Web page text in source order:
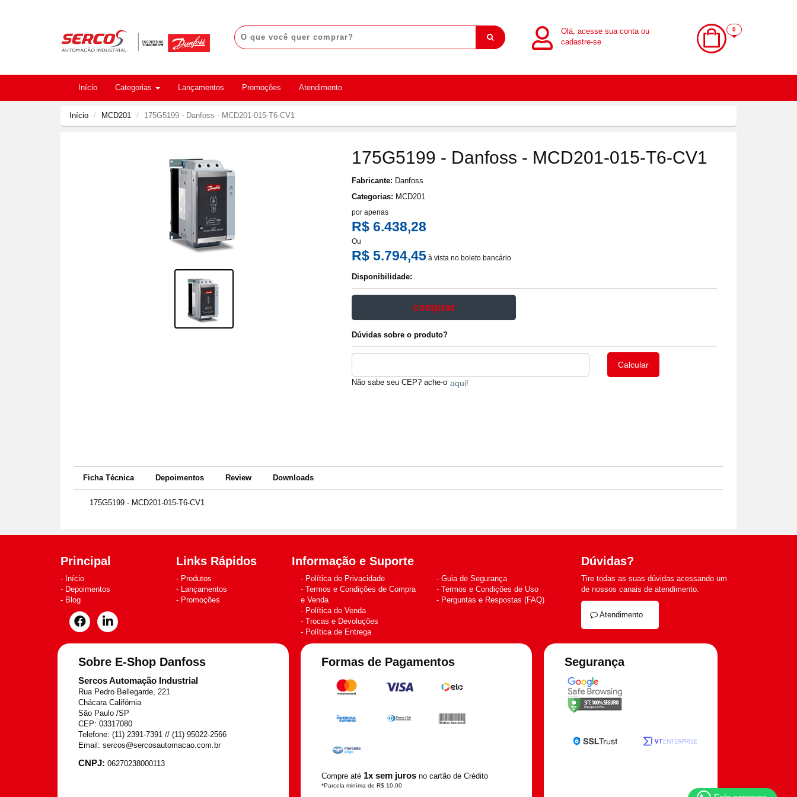
Olá, acesse sua conta ou
cadastre-se
0
Início Categorias Lançamentos Promoções Atendimento
Início MCD201 175G5199 - Danfoss - MCD201-015-T6-CV1
175G5199 - Danfoss - MCD201-015-T6-CV1
Fabricante: Danfoss
Categorias: MCD201
por apenas
R$ 6.438,28
Ou
R$ 5.794,45 à vista no boleto bancário
Disponibilidade:
comprar
Dúvidas sobre o produto?
Não sabe seu CEP? ache-o aqui!
Ficha Técnica Depoimentos Review Downloads
175G5199 - MCD201-015-T6-CV1
Principal
Início
Depoimentos
Blog
Links Rápidos
Produtos
Lançamentos
Promoções
Informação e Suporte
Política de Privacidade
Termos e Condições de Compra
e Venda
Política de Venda
Trocas e Devoluções
Política de Entrega
Guia de Segurança
Termos e Condições de Uso
Perguntas e Respostas (FAQ)
Dúvidas?
Tire todas as suas dúvidas acessando um
de nossos canais de atendimento.
Atendimento
Sobre E-Shop Danfoss
Sercos Automação Industrial
Rua Pedro Bellegarde, 221
Chácara Califórnia
São Paulo /SP
CEP: 03317080
Telefone: (11) 2391-7391 // (11) 95022-2566
Email: sercos@sercosautomacao.com.br
CNPJ: 06270238000113
Formas de Pagamentos
Compre até 1x sem juros no cartão de Crédito
*Parcela miníma de R$ 10,00
Segurança